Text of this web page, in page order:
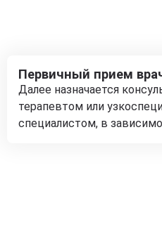
Первичный прием
Далее назначается
терапевтом или
специалистом, в